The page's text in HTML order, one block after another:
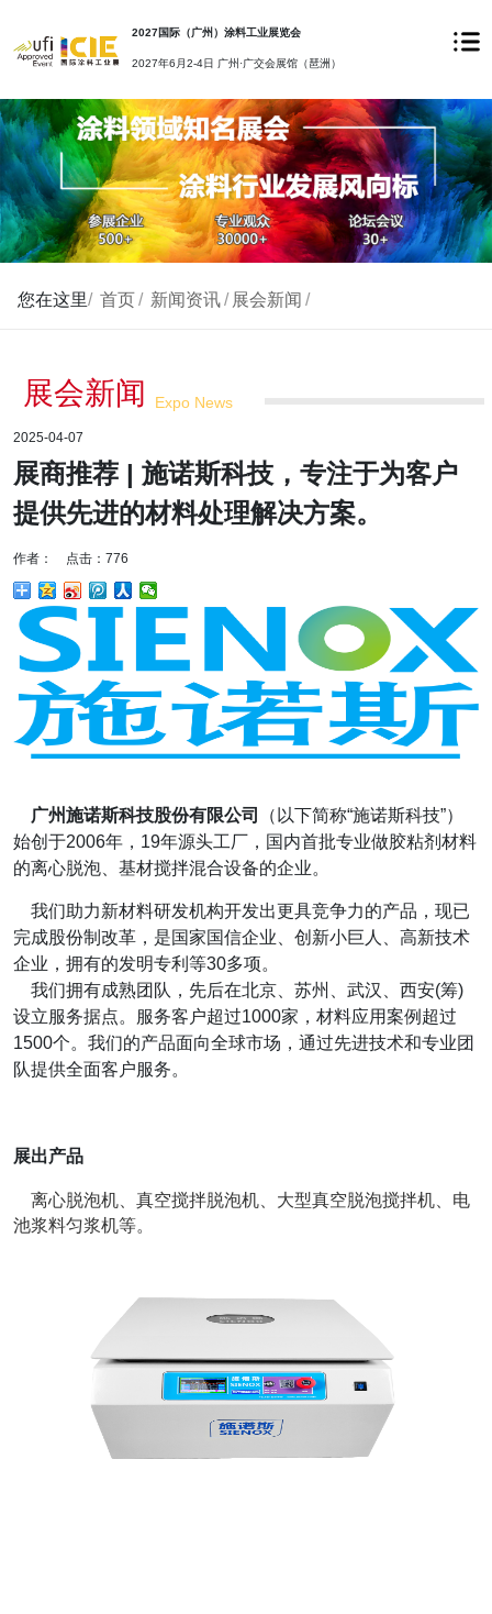
2027国际（广州）涂料工业展览会
2027年6月2-4日 广州·广交会展馆（琶洲）
您在这里/ 首页 / 新闻资讯 / 展会新闻 /
展会新闻 Expo News
2025-04-07
展商推荐 | 施诺斯科技，专注于为客户
提供先进的材料处理解决方案。
作者： 点击：776
广州施诺斯科技股份有限公司
（以下简称“施诺斯科技”）
始创于2006年，19年源头工厂，国内首批专业做胶粘剂材料
的离心脱泡、基材搅拌混合设备的企业。
我们助力新材料研发机构开发出更具竞争力的产品，现已
完成股份制改革，是国家国信企业、创新小巨人、高新技术
企业，拥有的发明专利等30多项。
我们拥有成熟团队，先后在北京、苏州、武汉、西安(筹)
设立服务据点。服务客户超过1000家，材料应用案例超过
1500个。我们的产品面向全球市场，通过先进技术和专业团
队提供全面客户服务。
展出产品
离心脱泡机、真空搅拌脱泡机、大型真空脱泡搅拌机、电
池浆料匀浆机等。